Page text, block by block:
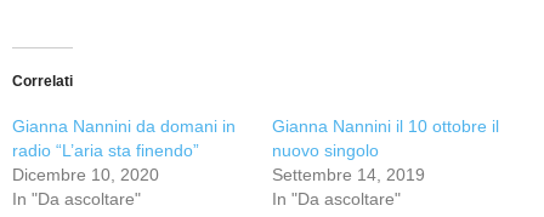
Correlati
Gianna Nannini da domani in
radio “L’aria sta finendo”
Dicembre 10, 2020
In "Da ascoltare"
Gianna Nannini il 10 ottobre il
nuovo singolo
Settembre 14, 2019
In "Da ascoltare"